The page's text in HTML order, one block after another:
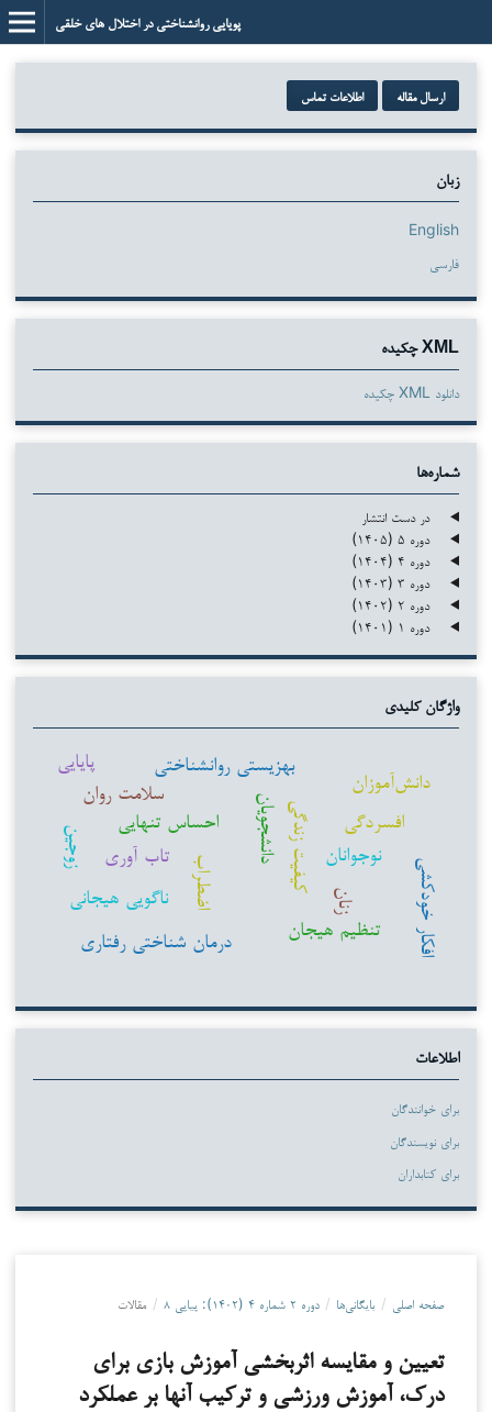
پویایی روانشناختی در اختلال های خلقی
ارسال مقاله اطلاعات تماس
زبان
English
فارسی
XML چکیده
دانلود XML چکیده
شماره‌ها
در دست انتشار
دوره ۵ (۱۴۰۵)
دوره ۴ (۱۴۰۴)
دوره ۳ (۱۴۰۳)
دوره ۲ (۱۴۰۲)
دوره ۱ (۱۴۰۱)
واژگان کلیدی
اضطراب
دانشجویانکیفیت زندگی نوجوانان
افسردگی
بهزیستی روانشناختی
دانش‌آموزان
زنان
تنظیم هیجان
درمان شناختی رفتاری
ناگویی هیجانی
احساس تنهایی
زوجین
افکار خودکشی
تاب آوری
سلامت روان
پایایی
اطلاعات
برای خوانندگان
برای نویسندگان
برای کتابداران
صفحه اصلی / بایگانی‌ها / دوره ۲ شماره ۴ (۱۴۰۲): پیاپی ۸ / مقالات
تعیین و مقایسه اثربخشی آموزش بازی برای
درک، آموزش ورزشی و ترکیب آنها بر عملکرد